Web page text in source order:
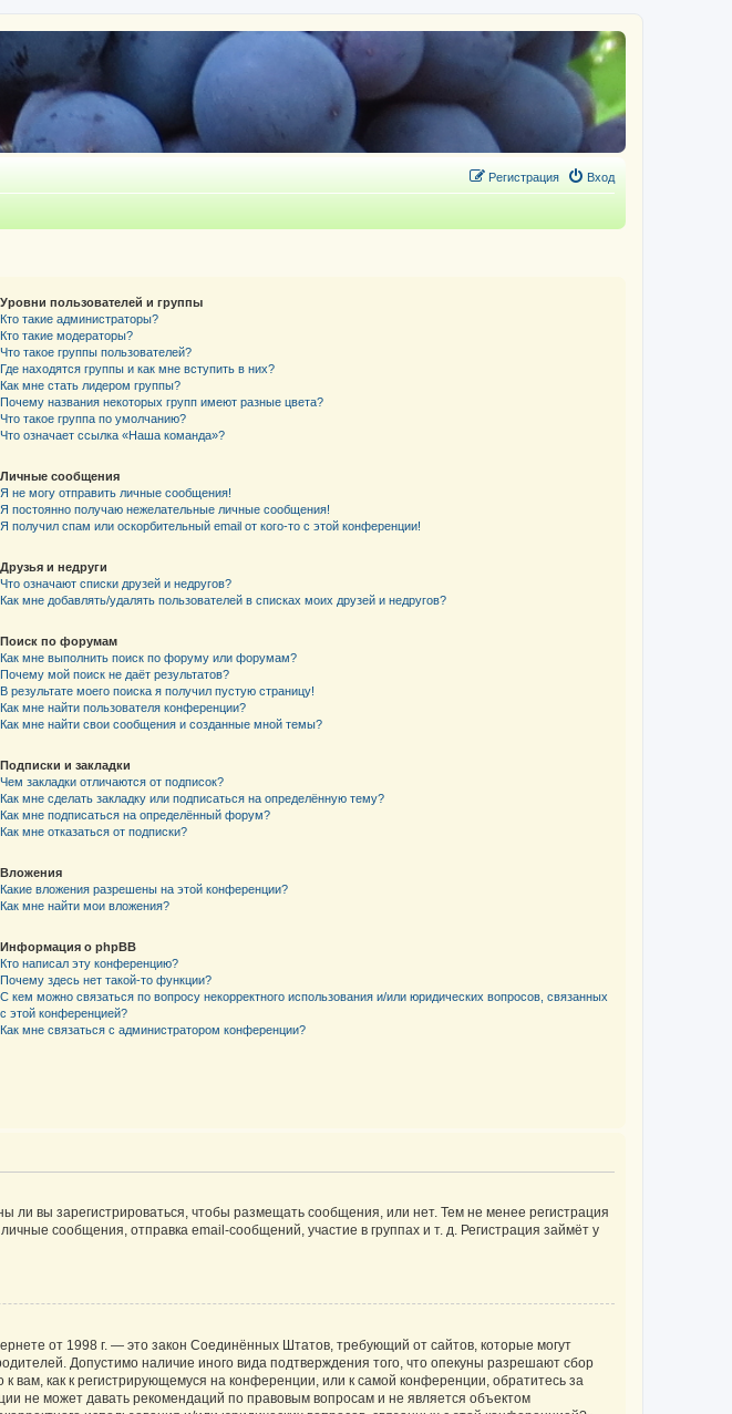
Вход
Регистрация
Уровни пользователей и группы
Кто такие администраторы?
Кто такие модераторы?
Что такое группы пользователей?
Где находятся группы и как мне вступить в них?
Как мне стать лидером группы?
Почему названия некоторых групп имеют разные цвета?
Что такое группа по умолчанию?
Что означает ссылка «Наша команда»?
Личные сообщения
Я не могу отправить личные сообщения!
Я постоянно получаю нежелательные личные сообщения!
Я получил спам или оскорбительный email от кого-то с этой конференции!
Друзья и недруги
Что означают списки друзей и недругов?
Как мне добавлять/удалять пользователей в списках моих друзей и недругов?
Поиск по форумам
Как мне выполнить поиск по форуму или форумам?
Почему мой поиск не даёт результатов?
В результате моего поиска я получил пустую страницу!
Как мне найти пользователя конференции?
Как мне найти свои сообщения и созданные мной темы?
Подписки и закладки
Чем закладки отличаются от подписок?
Как мне сделать закладку или подписаться на определённую тему?
Как мне подписаться на определённый форум?
Как мне отказаться от подписки?
Вложения
Какие вложения разрешены на этой конференции?
Как мне найти мои вложения?
Информация о phpBB
Кто написал эту конференцию?
Почему здесь нет такой-то функции?
С кем можно связаться по вопросу некорректного использования и/или юридических вопросов, связанных
с этой конференцией?
Как мне связаться с администратором конференции?
ли вы зарегистрироваться, чтобы размещать сообщения, или нет. Тем не менее регистрация
сообщения, отправка email-сообщений, участие в группах и т. д. Регистрация займёт у
от 1998 г. — это закон Соединённых Штатов, требующий от сайтов, которые могут
Допустимо наличие иного вида подтверждения того, что опекуны разрешают сбор
как к регистрирующемуся на конференции, или к самой конференции, обратитесь за
не может давать рекомендаций по правовым вопросам и не является объектом